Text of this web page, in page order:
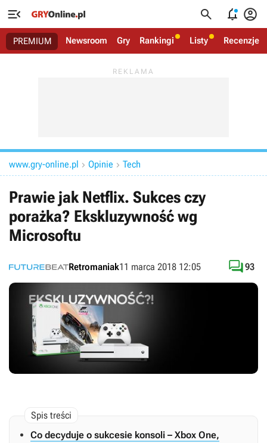
   
PREMIUM Newsroom Gry Rankingi Listy Recenzje
www.gry-online.pl  Opinie  Tech
Prawie jak Netflix. Sukces czy
porażka? Ekskluzywność wg
Microsoftu
Retromaniak11 marca 2018 12:05 93
Co decyduje o sukcesie konsoli – Xbox One,